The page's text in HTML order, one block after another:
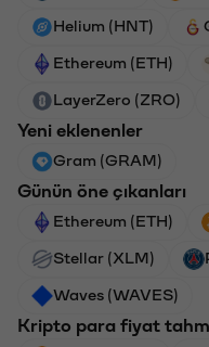
Helium (HNT)
Ethereum (ETH)
LayerZero (ZRO)
Yeni eklenenler
Gram (GRAM)
Günün öne çıkanları
Ethereum (ETH)
Stellar (XLM)
Waves (WAVES)
Kripto para fiyat